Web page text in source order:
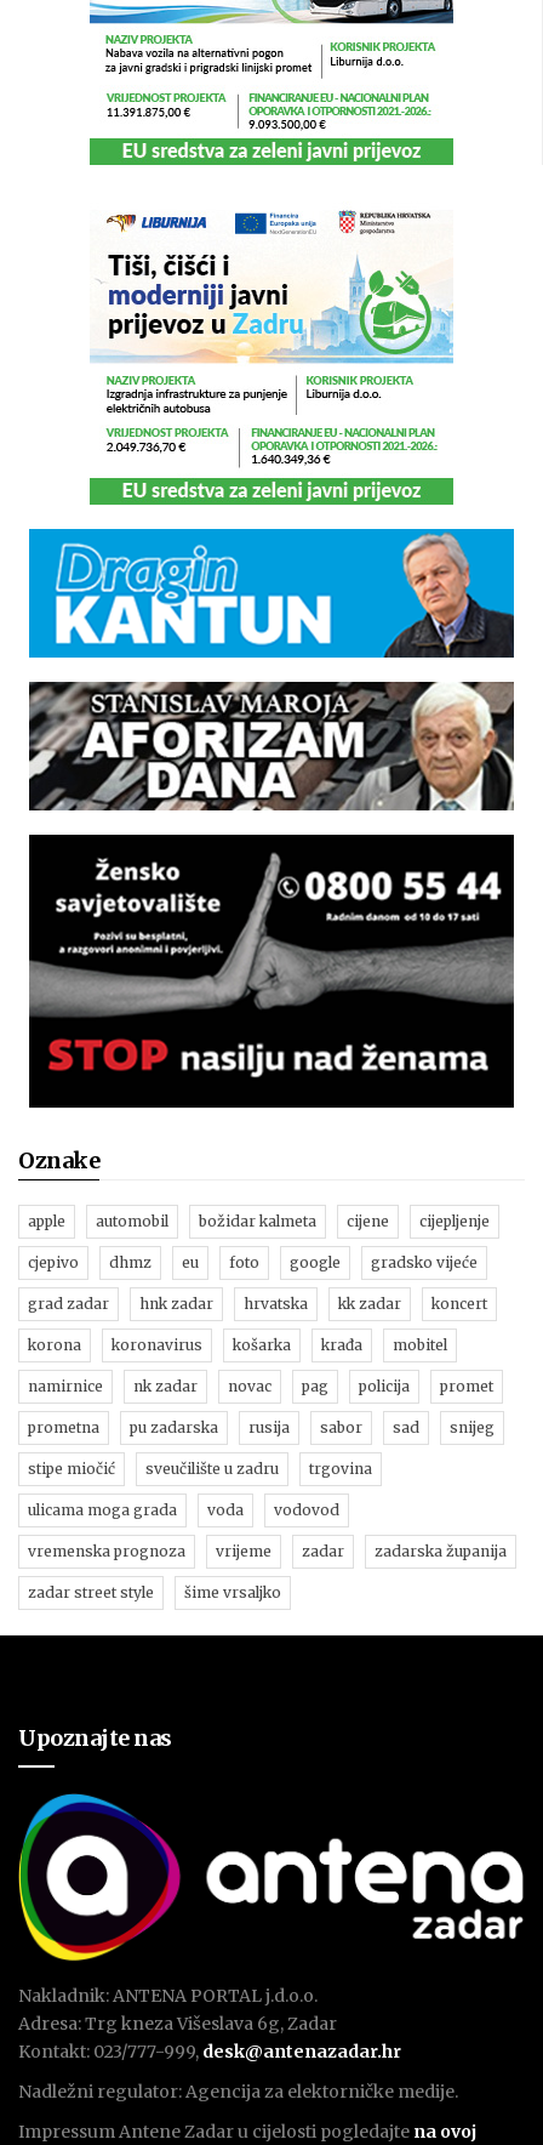
Oznake
apple automobil božidar kalmeta cijene cijepljenje
cjepivo dhmz eu foto google gradsko vijeće
grad zadar hnk zadar hrvatska kk zadar koncert
korona koronavirus košarka krađa mobitel
namirnice nk zadar novac pag policija promet
prometna pu zadarska rusija sabor sad snijeg
stipe miočić sveučilište u zadru trgovina
ulicama moga grada voda vodovod
vremenska prognoza vrijeme zadar zadarska županija
zadar street style šime vrsaljko
Upoznajte nas
Nakladnik: ANTENA PORTAL j.d.o.o.
Adresa: Trg kneza Višeslava 6g, Zadar
Kontakt: 023/777-999, desk@antenazadar.hr
Nadležni regulator: Agencija za elektorničke medije.
Impressum Antene Zadar u cijelosti pogledajte na ovoj